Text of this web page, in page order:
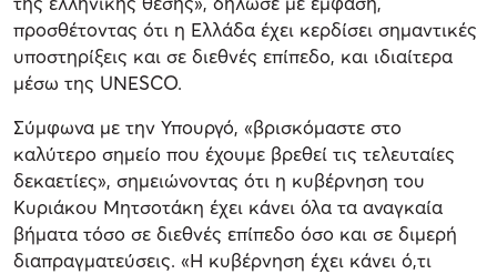
προσθέτοντας ότι η Ελλάδα έχει κερδίσει σημαντικές
υποστηρίξεις και σε διεθνές επίπεδο, και ιδιαίτερα
μέσω της UNESCO.
Σύμφωνα με την Υπουργό, «βρισκόμαστε στο
καλύτερο σημείο που έχουμε βρεθεί τις τελευταίες
δεκαετίες», σημειώνοντας ότι η κυβέρνηση του
Κυριάκου Μητσοτάκη έχει κάνει όλα τα αναγκαία
βήματα τόσο σε διεθνές επίπεδο όσο και σε διμερή
διαπραγματεύσεις. «Η κυβέρνηση έχει κάνει ό,τι